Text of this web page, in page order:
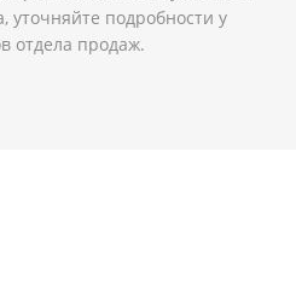
уточняйте подробности у
отдела продаж.